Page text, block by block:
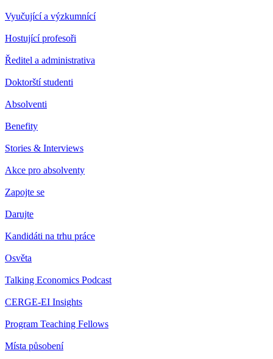
Vyučující a výzkumnící
Hostující profesoři
Ředitel a administrativa
Doktorští studenti
Absolventi
Benefity
Stories & Interviews
Akce pro absolventy
Zapojte se
Darujte
Kandidáti na trhu práce
Osvěta
Talking Economics Podcast
CERGE-EI Insights
Program Teaching Fellows
Místa působení